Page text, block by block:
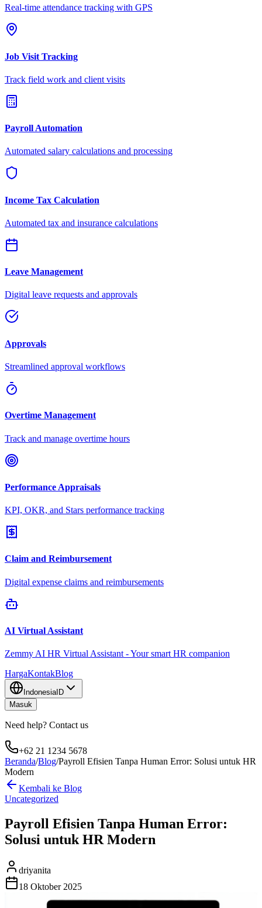
Real-time attendance tracking with GPS
Job Visit Tracking
Track field work and client visits
Payroll Automation
Automated salary calculations and processing
Income Tax Calculation
Automated tax and insurance calculations
Leave Management
Digital leave requests and approvals
Approvals
Streamlined approval workflows
Overtime Management
Track and manage overtime hours
Performance Appraisals
KPI, OKR, and Stars performance tracking
Claim and Reimbursement
Digital expense claims and reimbursements
AI Virtual Assistant
Zemmy AI HR Virtual Assistant - Your smart HR companion
HargaKontakBlog
IndonesiaID
Masuk
Need help? Contact us
+62 21 1234 5678
Beranda/Blog/Payroll Efisien Tanpa Human Error: Solusi untuk HR
Modern
Kembali ke Blog
Uncategorized
Payroll Efisien Tanpa Human Error:
Solusi untuk HR Modern
driyanita
18 Oktober 2025